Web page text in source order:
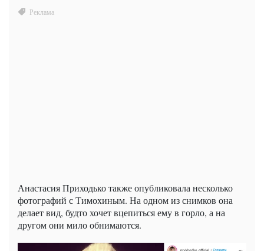
Анастасия Приходько также опубликовала несколько
фотографий с Тимохиным. На одном из снимков она
делает вид, будто хочет вцепиться ему в горло, а на
другом они мило обнимаются.